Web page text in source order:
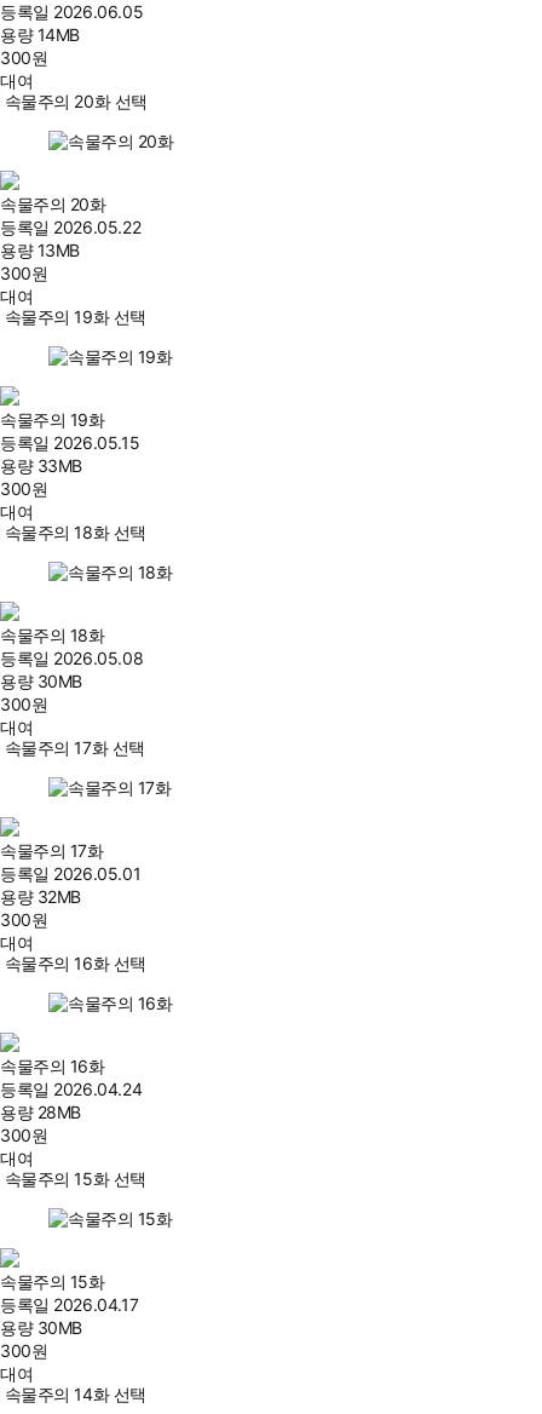
등록일 2026.06.05
용량14MB
300원
대여
속물주의 20화 선택
속물주의 20화
등록일 2026.05.22
용량13MB
300원
대여
속물주의 19화 선택
속물주의 19화
등록일 2026.05.15
용량 33MB
300원
대여
속물주의 18화 선택
속물주의 18화
등록일 2026.05.08
용량 30MB
300원
대여
속물주의 17화 선택
속물주의 17화
등록일 2026.05.01
용량 32MB
300원
대여
속물주의 16화 선택
속물주의 16화
등록일 2026.04.24
용량 28MB
300원
대여
속물주의 15화 선택
속물주의 15화
등록일 2026.04.17
용량 30MB
300원
대여
속물주의 14화 선택